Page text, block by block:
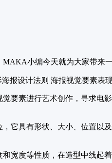
MAKA小编今天就为大家带来
觉要素进行艺术创作，寻求电
它具有形状、大小、位置以
宽度等性质，在造型中线起